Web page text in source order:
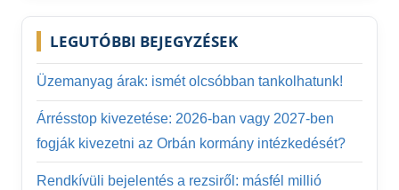
LEGUTÓBBI BEJEGYZÉSEK
Üzemanyag árak: ismét olcsóbban tankolhatunk!
Árrésstop kivezetése: 2026-ban vagy 2027-ben
fogják kivezetni az Orbán kormány intézkedését?
Rendkívüli bejelentés a rezsiről: másfél millió